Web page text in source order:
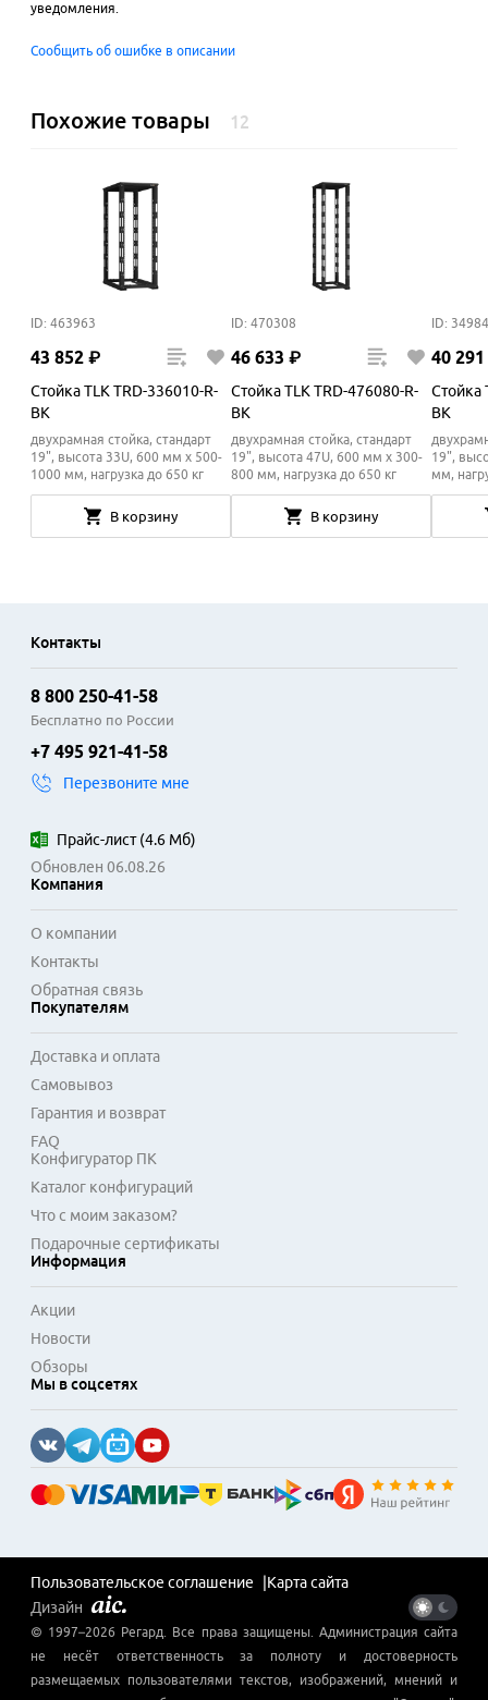
уведомления.
Сообщить об ошибке в описании
Похожие товары 12
ID: 463963
43 852 ₽
Стойка TLK TRD-336010-R-
BK
двухрамная стойка, стандарт
19", высота 33U, 600 мм x 500-
1000 мм, нагрузка до 650 кг
В корзину
ID: 470308
46 633 ₽
Стойка TLK TRD-476080-R-
BK
двухрамная стойка, стандарт
19", высота 47U, 600 мм x 300-
800 мм, нагрузка до 650 кг
В корзину
ID:
40 291
Стойка
BK
19",
мм,
Контакты
8 800 250-41-58
Бесплатно по России
+7 495 921-41-58
Перезвоните мне
Прайс-лист(4.6 Мб)
Обновлен 06.08.26
Компания
О компании
Контакты
Обратная связь
Покупателям
Доставка и оплата
Самовывоз
Гарантия и возврат
FAQ
Конфигуратор ПК
Каталог конфигураций
Что с моим заказом?
Подарочные сертификаты
Информация
Акции
Новости
Обзоры
Мы в соцсетях
Пользовательское соглашение
Карта сайта
Дизайн
© 1997–2026 Регард . Все права защищены. Администрация сайта
не несёт ответственность за полноту и достоверность
размещаемых пользователями текстов, изображений, мнений и